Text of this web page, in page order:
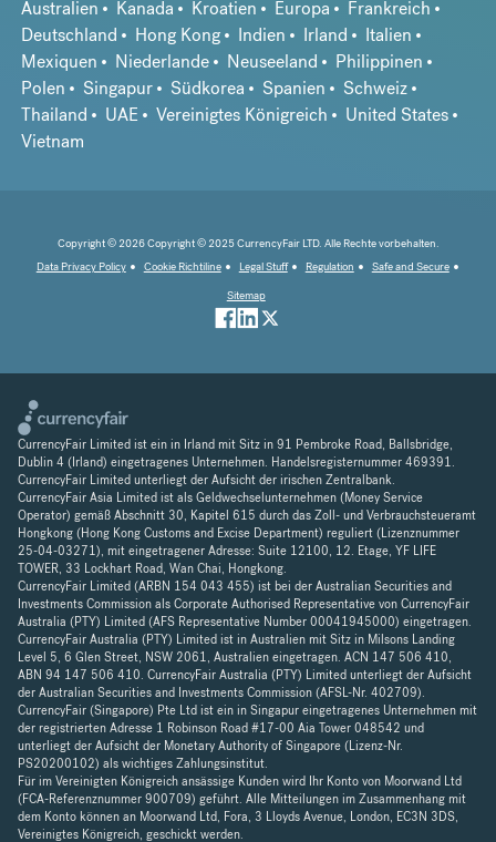
Australien
Kanada Kroatien Europa
Frankreich
Deutschland
Hong Kong Indien Irland
Italien
Mexiquen
Niederlande Neuseeland
Philippinen
Polen
Singapur Südkorea Spanien
Schweiz
Thailand
UAE Vereinigtes Königreich
United States
Vietnam
Copyright © 2026 Copyright © 2025 CurrencyFair LTD. Alle Rechte vorbehalten.
Data Privacy Policy
Cookie Richtiline Legal Stuff Regulation
Safe and Secure
Sitemap
CurrencyFair Limited ist ein in Irland mit Sitz in 91 Pembroke Road, Ballsbridge,
Dublin 4 (Irland) eingetragenes Unternehmen. Handelsregisternummer 469391.
CurrencyFair Limited unterliegt der Aufsicht der irischen Zentralbank.
CurrencyFair Asia Limited ist als Geldwechselunternehmen (Money Service
Operator) gemäß Abschnitt 30, Kapitel 615 durch das Zoll- und Verbrauchsteueramt
Hongkong (Hong Kong Customs and Excise Department) reguliert (Lizenznummer
25-04-03271), mit eingetragener Adresse: Suite 12100, 12. Etage, YF LIFE
TOWER, 33 Lockhart Road, Wan Chai, Hongkong.
CurrencyFair Limited (ARBN 154 043 455) ist bei der Australian Securities and
Investments Commission als Corporate Authorised Representative von CurrencyFair
Australia (PTY) Limited (AFS Representative Number 00041945000) eingetragen.
CurrencyFair Australia (PTY) Limited ist in Australien mit Sitz in Milsons Landing
Level 5, 6 Glen Street, NSW 2061, Australien eingetragen. ACN 147 506 410,
ABN 94 147 506 410. CurrencyFair Australia (PTY) Limited unterliegt der Aufsicht
der Australian Securities and Investments Commission (AFSL-Nr. 402709).
CurrencyFair (Singapore) Pte Ltd ist ein in Singapur eingetragenes Unternehmen mit
der registrierten Adresse 1 Robinson Road #17-00 Aia Tower 048542 und
unterliegt der Aufsicht der Monetary Authority of Singapore (Lizenz-Nr.
PS20200102) als wichtiges Zahlungsinstitut.
Für im Vereinigten Königreich ansässige Kunden wird Ihr Konto von Moorwand Ltd
(FCA-Referenznummer 900709) geführt. Alle Mitteilungen im Zusammenhang mit
dem Konto können an Moorwand Ltd, Fora, 3 Lloyds Avenue, London, EC3N 3DS,
Vereinigtes Königreich, geschickt werden.